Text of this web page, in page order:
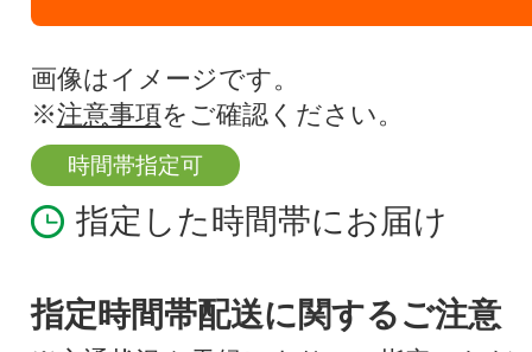
画像はイメージです。
※注意事項をご確認ください。
時間帯指定可
指定した時間帯にお届け
指定時間帯配送に関するご注意